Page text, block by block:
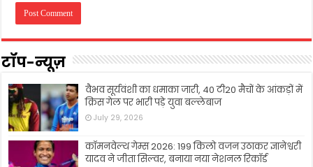
टॉप-न्यूज़
वैभव सूर्यवंशी का धमाका जारी, 40 टी20 मैचों के आंकड़ों में
क्रिस गेल पर भारी पड़े युवा बल्लेबाज
July 29, 2026
कॉमनवेल्थ गेम्स 2026: 199 किलो वजन उठाकर ज्ञानेश्वरी
यादव ने जीता सिल्वर, बनाया नया नेशनल रिकॉर्ड